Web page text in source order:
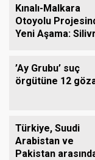
Kınalı-Malkara
Otoyolu
Yeni Aşama:
Ağustos'ta
’Ay Grubu’ suç
örgütüne 12
Türkiye, Suudi
Arabistan ve
Pakistan